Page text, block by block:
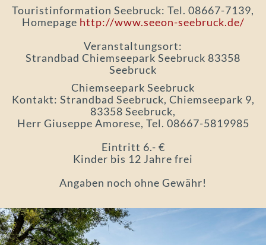
Touristinformation Seebruck: Tel. 08667-7139,
Homepage http://www.seeon-seebruck.de/
Veranstaltungsort:
Strandbad Chiemseepark Seebruck 83358
Seebruck
Chiemseepark Seebruck
Kontakt: Strandbad Seebruck, Chiemseepark 9,
83358 Seebruck,
Herr Giuseppe Amorese, Tel. 08667-5819985
Eintritt 6.- €
Kinder bis 12 Jahre frei
Angaben noch ohne Gewähr!